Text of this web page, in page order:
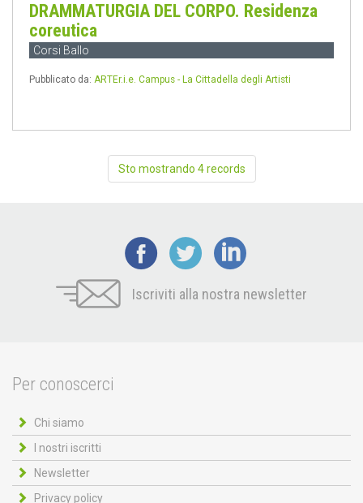
DRAMMATURGIA DEL CORPO. Residenza
coreutica
Corsi Ballo
Pubblicato da: ARTEr.i.e. Campus - La Cittadella degli Artisti
Sto mostrando 4 records
Iscriviti alla nostra newsletter
Per conoscerci
Chi siamo
I nostri iscritti
Newsletter
Privacy policy